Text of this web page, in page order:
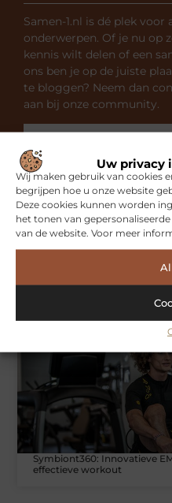
Uw privacy
Wij maken gebruik van cookies
begrijpen hoe u onze website
Deze cookies kunnen worden
het tonen van
van de website. Voor meer
Samen-1.nl is dé plek
onderwerpen. Of je nu op
kennis wilt delen of een
ons ben je op de juiste
te bloggen? Neem dan
aan bij onze community.
mogelijk
Symbiont360: Innovatieve
effectieve workout